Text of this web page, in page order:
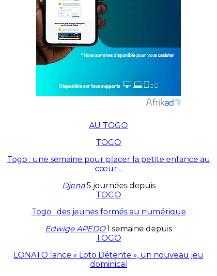
AU TOGO
TOGO
Togo : une semaine pour placer la petite enfance au
cœur…
Djena5 journées depuis
TOGO
Togo : des jeunes formés au numérique
Edwige APEDO1 semaine depuis
TOGO
LONATO lance « Loto Détente », un nouveau jeu
dominical